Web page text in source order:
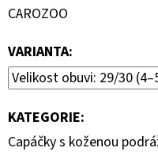
CAROZOO
VARIANTA:
KATEGORIE:
Capáčky s koženou